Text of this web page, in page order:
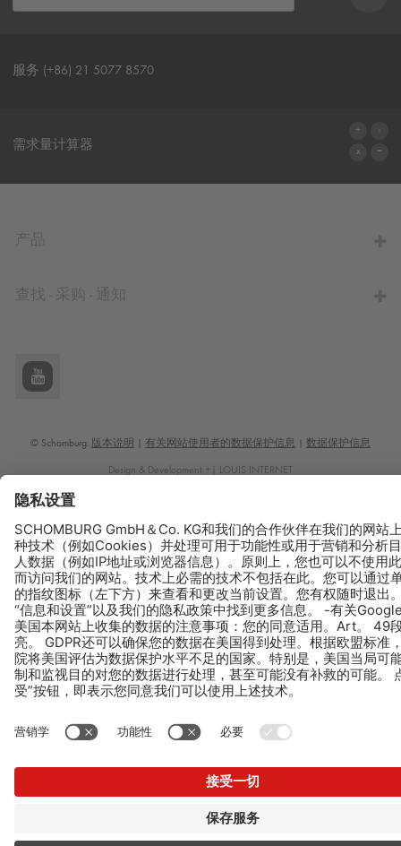
服务 (+86) 21 5077 8570
需求量计算器
© Schomburg. 版本说明 有关网站使用者的数据保护信息 数据保护信息
Design & Development +| LOUIS INTERNET